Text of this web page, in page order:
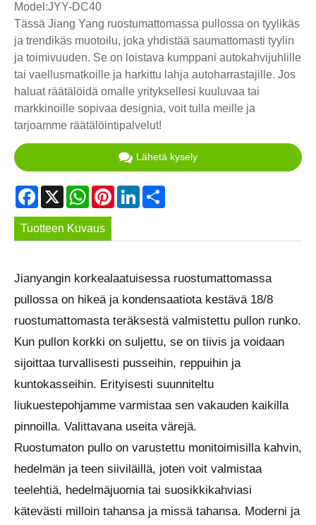
Model:JYY-DC40
Tässä Jiang Yang ruostumattomassa pullossa on tyylikäs
ja trendikäs muotoilu, joka yhdistää saumattomasti tyylin
ja toimivuuden. Se on loistava kumppani autokahvijuhlille
tai vaellusmatkoille ja harkittu lahja autoharrastajille. Jos
haluat räätälöidä omalle yrityksellesi kuuluvaa tai
markkinoille sopivaa designia, voit tulla meille ja
tarjoamme räätälöintipalvelut!
Lähetä kysely
Facebook
X WhatsApp
PinterestLinkedIn
Tuotteen Kuvaus
Jianyangin korkealaatuisessa ruostumattomassa
pullossa on hikeä ja kondensaatiota kestävä 18/8
ruostumattomasta teräksestä valmistettu pullon runko.
Kun pullon korkki on suljettu, se on tiivis ja voidaan
sijoittaa turvallisesti pusseihin, reppuihin ja
kuntokasseihin. Erityisesti suunniteltu
liukuestepohjamme varmistaa sen vakauden kaikilla
pinnoilla. Valittavana useita värejä.
Ruostumaton pullo on varustettu monitoimisilla kahvin,
hedelmän ja teen siiviläillä, joten voit valmistaa
teelehtiä, hedelmäjuomia tai suosikkikahviasi
kätevästi milloin tahansa ja missä tahansa. Moderni ja